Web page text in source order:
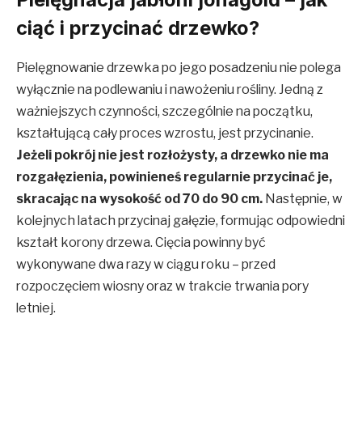
ciąć i przycinać drzewko?
Pielęgnowanie drzewka po jego posadzeniu nie polega
wyłącznie na podlewaniu i nawożeniu rośliny. Jedną z
ważniejszych czynności, szczególnie na początku,
kształtującą cały proces wzrostu, jest przycinanie.
Jeżeli pokrój nie jest rozłożysty, a drzewko nie ma
rozgałęzienia, powinieneś regularnie przycinać je,
skracając na wysokość od 70 do 90 cm. Następnie, w
kolejnych latach przycinaj gałęzie, formując odpowiedni
kształt korony drzewa. Cięcia powinny być
wykonywane dwa razy w ciągu roku – przed
rozpoczęciem wiosny oraz w trakcie trwania pory
letniej.